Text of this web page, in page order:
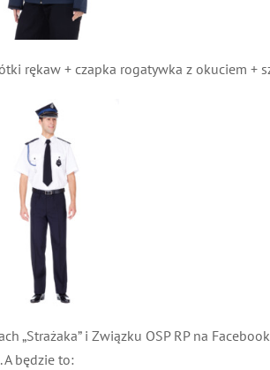
rękaw + czapka rogatywka z okuciem +
„Strażaka” i Związku OSP RP na
będzie to: